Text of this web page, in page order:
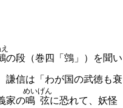
の段（巻四「鵼」）を聞い
謙信は「わが国の武徳も衰
家の鳴弦
めいげん
に恐れて、妖怪